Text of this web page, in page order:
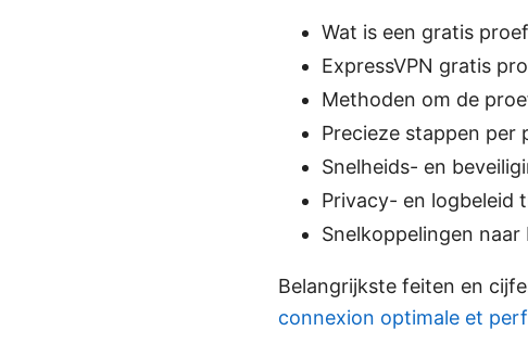
Wat is een gratis
ExpressVPN gratis
Methoden om de
Precieze stappen per
Snelheids- en
Privacy- en logbeleid
Snelkoppelingen
Belangrijkste feiten en
connexion optimale et